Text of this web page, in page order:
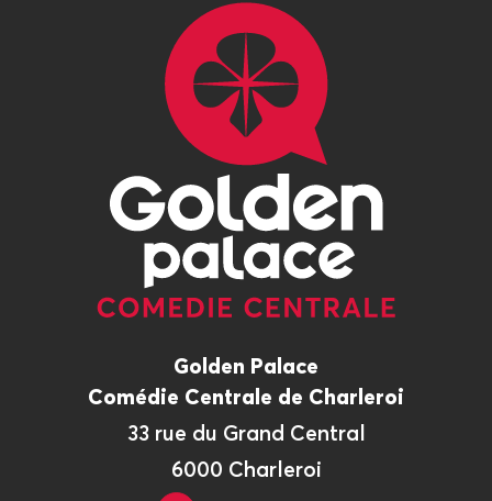
Golden Palace
Comédie Centrale de Charleroi
33 rue du Grand Central
6000 Charleroi